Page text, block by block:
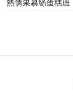
熱情果慕絲蛋糕班